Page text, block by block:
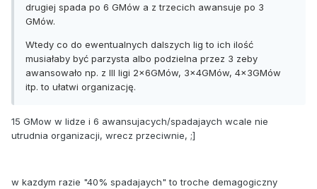
drugiej spada po 6 GMów a z trzecich awansuje po 3
GMów.
Wtedy co do ewentualnych dalszych lig to ich ilość
musiałaby być parzysta albo podzielna przez 3 zeby
awansowało np. z III ligi 2x6GMów, 3x4GMów, 4x3GMów
itp. to ułatwi organizację.
15 GMow w lidze i 6 awansujacych/spadajaych wcale nie
utrudnia organizacji, wrecz przeciwnie, ;]
w kazdym razie "40% spadajaych" to troche demagogiczny